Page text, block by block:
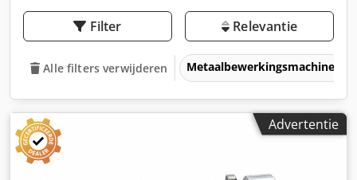
Filter Relevantie
Alle filters verwijderen Metaalbewerkingsmachines
Advertentie